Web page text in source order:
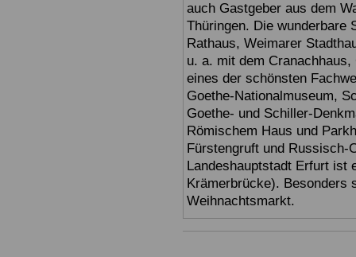
auch Gastgeber aus dem
Thüringen. Die wunderbare
Rathaus, Weimarer
u. a. mit dem
eines der schönsten
Goethe-Nationalmuseum,
Goethe- und Schiller-
Römischem Haus und
Fürstengruft und Russisch-
Landeshauptstadt Erfurt ist
Krämerbrücke). Besonders
Weihnachtsmarkt.